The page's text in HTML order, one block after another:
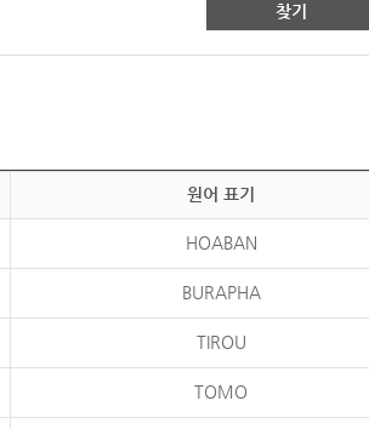
찾기
원어 표기
HOABAN
BURAPHA
TIROU
TOMO